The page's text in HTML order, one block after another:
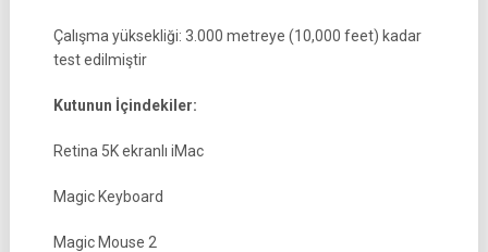
Çalışma yüksekliği: 3.000 metreye (10,000 feet) kadar
test edilmiştir
Kutunun İçindekiler:
Retina 5K ekranlı iMac
Magic Keyboard
Magic Mouse 2